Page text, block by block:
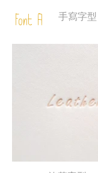
Font A 手寫字型